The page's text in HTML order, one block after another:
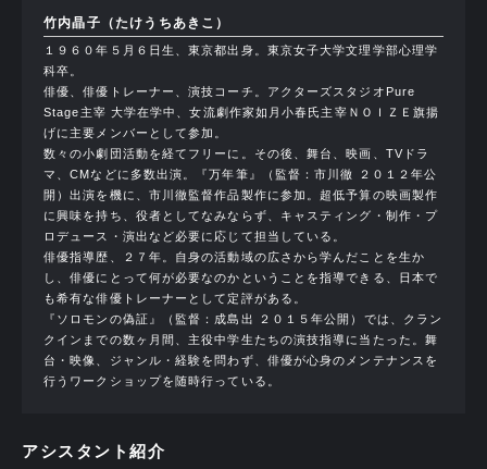
竹内晶子（たけうちあきこ）
１９６０年５月６日生、東京都出身。東京女子大学文理学部心理学
科卒。
俳優、俳優トレーナー、演技コーチ。アクターズスタジオPure
Stage主宰 大学在学中、女流劇作家如月小春氏主宰ＮＯＩＺＥ旗揚
げに主要メンバーとして参加。
数々の小劇団活動を経てフリーに。その後、舞台、映画、TVドラ
マ、CMなどに多数出演。『万年筆』（監督：市川徹 ２０１２年公
開）出演を機に、市川徹監督作品製作に参加。超低予算の映画製作
に興味を持ち、役者としてなみならず、キャスティング・制作・プ
ロデュース・演出など必要に応じて担当している。
俳優指導歴、２７年。自身の活動域の広さから学んだことを生か
し、俳優にとって何が必要なのかということを指導できる、日本で
も希有な俳優トレーナーとして定評がある。
『ソロモンの偽証』（監督：成島出 ２０１５年公開）では、クラン
クインまでの数ヶ月間、主役中学生たちの演技指導に当たった。舞
台・映像、ジャンル・経験を問わず、俳優が心身のメンテナンスを
行うワークショップを随時行っている。
アシスタント紹介